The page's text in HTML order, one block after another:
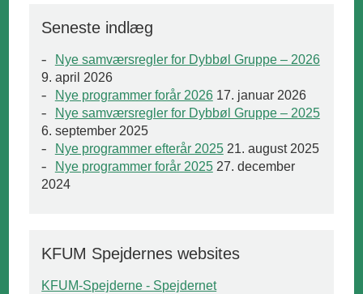
Seneste indlæg
Nye samværsregler for Dybbøl Gruppe – 2026
9. april 2026
Nye programmer forår 2026 17. januar 2026
Nye samværsregler for Dybbøl Gruppe – 2025
6. september 2025
Nye programmer efterår 2025 21. august 2025
Nye programmer forår 2025 27. december
2024
KFUM Spejdernes websites
KFUM-Spejderne - Spejdernet